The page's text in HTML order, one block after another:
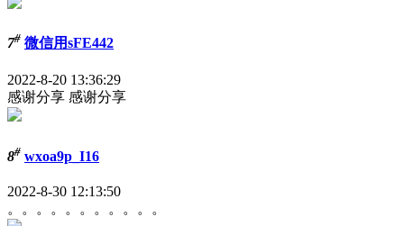
7# 微信用sFE442
2022-8-20 13:36:29
感谢分享 感谢分享
8# wxoa9p_I16
2022-8-30 12:13:50
。。。。。。。。。。。